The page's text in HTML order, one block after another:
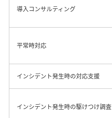
導入コンサルティング
平常時対応
インシデント発生時の対応支援
インシデント発生時の駆けつけ調査